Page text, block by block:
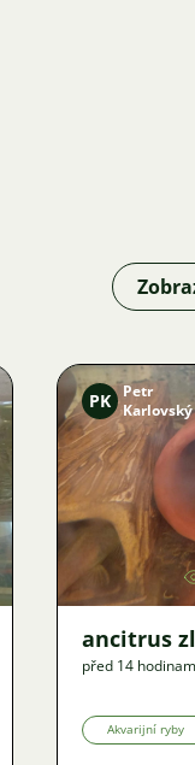
PK
Petr
Karlovský
ancitrus
před 14
Akvarijní ryby